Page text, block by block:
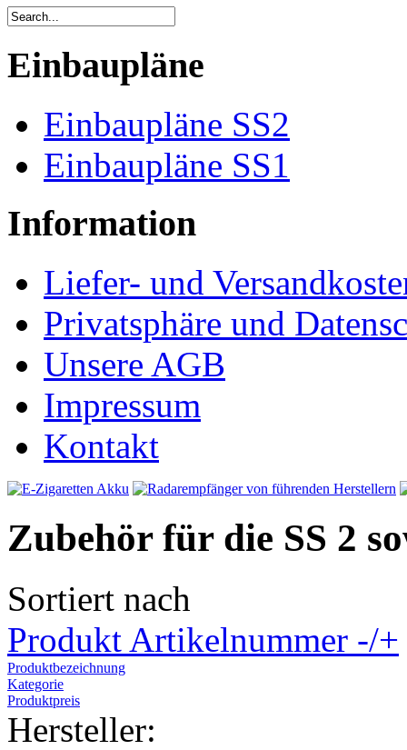
Einbaupläne
Einbaupläne SS2
Einbaupläne SS1
Information
Liefer- und
Privatsphäre und
Unsere AGB
Impressum
Kontakt
Zubehör für die SS 2
Sortiert nach
Produkt Artikelnummer -/+
Produktbezeichnung
Kategorie
Produktpreis
Hersteller: